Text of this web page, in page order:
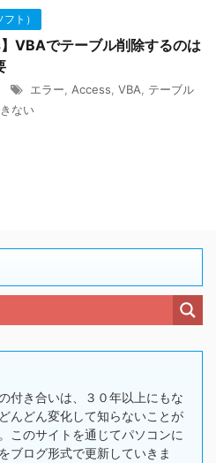
ト）
VBAでテーブル削除するのは
エラー Access VBA
テーブル
ない
付き合いは、３０年以上にもな
んどん変化して知らないことが
このサイトを通じてパソコンに
ブログ形式で更新していきま